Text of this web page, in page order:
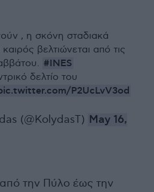
, η σκόνη σταδιακά
βελτιώνεται από τις
#INES
δελτίο του
P2UcLvV3od
(@KolydasT) May 16,
την Πύλο έως την